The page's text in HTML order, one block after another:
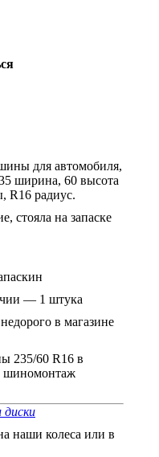
для автомобиля,
ширина, 60 высота
R16 радиус.
стояла на запаске
— 1 штука
в магазине
235/60 R16 в
шиномонтаж
наши колеса или в